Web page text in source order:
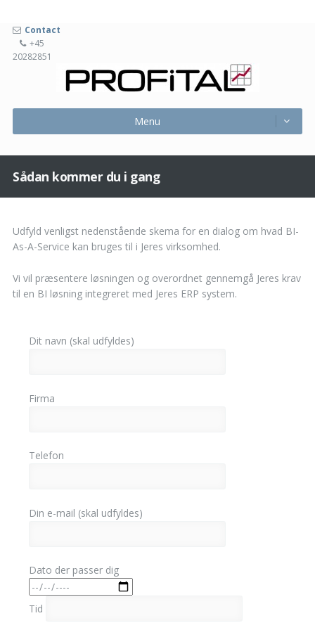
Contact
+45
20282851
to
Menu
Sådan kommer du i gang
Udfyld venligst nedenstående skema for en dialog om hvad BI-
As-A-Service kan bruges til i Jeres virksomhed.
Vi vil præsentere løsningen og overordnet gennemgå Jeres krav
til en BI løsning integreret med Jeres ERP system.
Dit navn (skal udfyldes)
Firma
Telefon
Din e-mail (skal udfyldes)
Dato der passer dig
Tid